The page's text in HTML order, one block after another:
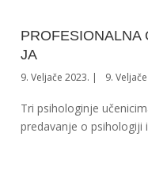
PROFESIONALNA
JA
9. Veljače 2023. 9.
Tri psihologinje
predavanje o psihologiji